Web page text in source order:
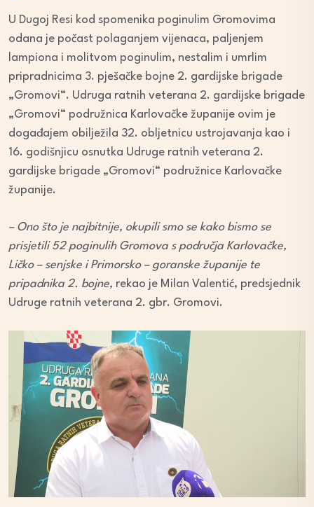
U Dugoj Resi kod spomenika poginulim Gromovima
odana je počast polaganjem vijenaca, paljenjem
lampiona i molitvom poginulim, nestalim i umrlim
pripradnicima 3. pješačke bojne 2. gardijske brigade
„Gromovi“. Udruga ratnih veterana 2. gardijske brigade
„Gromovi“ podružnica Karlovačke županije ovim je
događajem obilježila 32. obljetnicu ustrojavanja kao i
16. godišnjicu osnutka Udruge ratnih veterana 2.
gardijske brigade „Gromovi“ podružnice Karlovačke
županije.
– Ono što je najbitnije, okupili smo se kako bismo se
prisjetili 52 poginulih Gromova s područja Karlovačke,
Ličko – senjske i Primorsko – goranske županije te
pripadnika 2. bojne, rekao je Milan Valentić, predsjednik
Udruge ratnih veterana 2. gbr. Gromovi.